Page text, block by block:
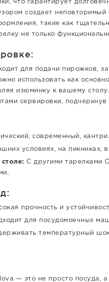
что гарантирует
создает
такие как
не только
для подачи пирожков,
использовать как
изюминку к вашему
сервировки,
современный, кантри.
условиях, на пикниках,
С другими тарелками
прочность и
для посудомоечных
температурный
— это не просто посуда,